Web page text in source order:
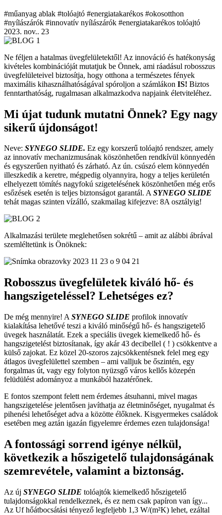
#műanyag ablak #tolóajtó #energiatakarékos #okosotthon
#nyílászárók #innovatív nyílászárók #energiatakarékos tolóajtó
2023. nov.. 23
Ne féljen a hatalmas üvegfelületektől! Az innováció és hatékonyság
kivételes kombinációját mutatjuk be Önnek, ami ráadásul robosszus
üvegfelületeivel biztosítja, hogy otthona a természetes fények
maximális kihasználhatóságával spóroljon a számlákon IS! Biztos
fenntarthatóság, rugalmasan alkalmazkodva napjaink életviteléhez.
Mi újat tudunk mutatni Önnek? Egy nagy
sikerű újdonságot!
Neve: SYNEGO SLIDE. Ez egy korszerű tolóajtó rendszer, amely
az innovatív mechanizmusának köszönhetően rendkívül könnyedén
és egyszerűen nyitható és zárható. Az ún. csúszó elem könnyedén
illeszkedik a keretre, mégpedig olyannyira, hogy a teljes kerületén
elhelyezett tömítés nagyfokú szigetelésének köszönhetően még erős
esőzések esetén is teljes biztonságot garantál. ASYNEGO SLIDE
tehát magas szinten vízálló, szakmailag kifejezve: 8A osztályig!
Alkalmazási területe meglehetősen sokrétű – amit az alábbi ábrával
szemléltetünk is Önöknek:
Robosszus üvegfelületek kiváló hő- és
hangszigeteléssel? Lehetséges ez?
De még mennyire! A SYNEGO SLIDE profilok innovatív
kialakítása lehetővé teszi a kiváló minőségű hő- és hangszigetelő
üvegek használatát. Ezek a speciális üvegek kiemelkedő hő- és
hangszigetelést biztosítanak, így akár 43 decibellel ( ! ) csökkentve a
külső zajokat. Ez közel 20-szoros zajcsökkentésnek felel meg egy
átlagos üvegfelülettel szemben – ami valljuk be őszintén, egy
forgalmas út, vagy egy folyton nyüzsgő város kellős közepén
felüdülést adományoz a munkából hazatérőnek.
E fontos szempont felett nem érdemes átsuhanni, mivel magas
hangszigetelése jelentősen javíthatja az életminőséget, nyugalmat és
pihenési lehetőséget adva a közötte élőknek. Kisgyermekes családok
esetében meg aztán igazán figyelemre érdemes ezen tulajdonsága!
A fontossági sorrend igénye nélkül,
következik a hőszigetelő tulajdonságának
szemrevétele, valamint a biztonság.
Az új SYNEGO SLIDE tolóajtók kiemelkedő hőszigetelő
tulajdonságokkal rendelkeznek, és ez nem csak papíron van így...
Az Uf hőátbocsátási tényező legfeljebb 1,3 W/(m²K) lehet, ezáltal